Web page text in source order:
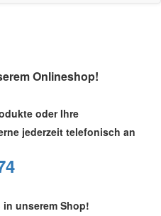
Onlineshop!
oder Ihre
jederzeit telefonisch an
unserem Shop!